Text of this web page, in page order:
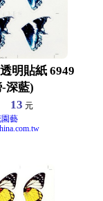
明貼紙 6949
深藍)
13 元
藝